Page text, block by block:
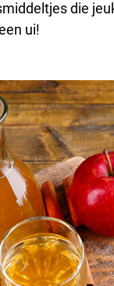
die
ui!